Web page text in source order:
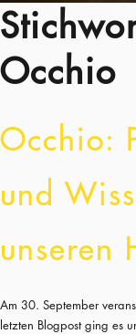
Occhio
Occhio:
und
unseren
Am 30. September
letzten Blogpost ging es